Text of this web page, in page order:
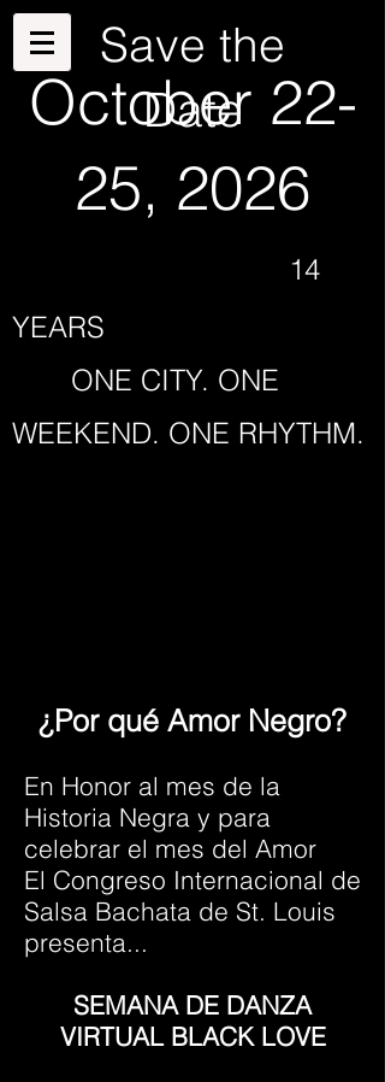
Save the
Date
October 22-
25, 2026
14
YEARS
ONE CITY. ONE
WEEKEND. ONE RHYTHM.
¿Por qué Amor Negro?
En Honor al mes de la
Historia Negra y para
celebrar el mes del Amor
El Congreso Internacional de
Salsa Bachata de St. Louis
presenta...
SEMANA DE DANZA
VIRTUAL BLACK LOVE